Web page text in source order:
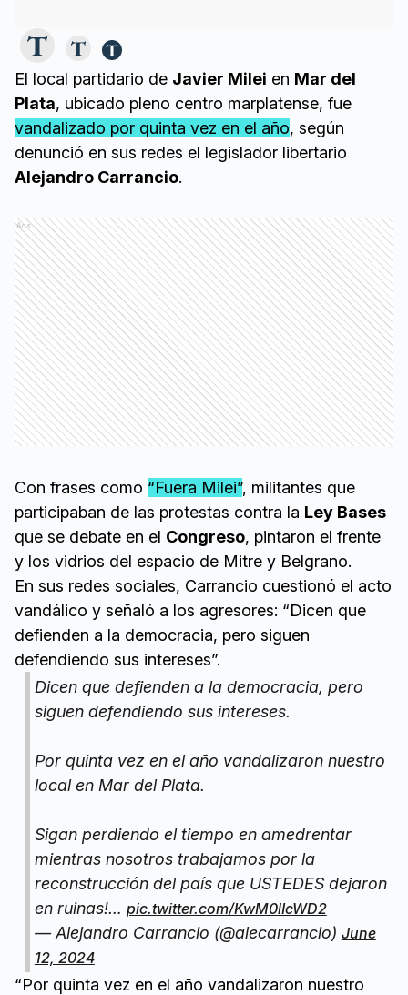
El local partidario de Javier Milei en Mar del
Plata, ubicado pleno centro marplatense, fue
vandalizado por quinta vez en el año, según
denunció en sus redes el legislador libertario
Alejandro Carrancio.
Ads
Con frases como “Fuera Milei”, militantes que
participaban de las protestas contra la Ley Bases
que se debate en el Congreso, pintaron el frente
y los vidrios del espacio de Mitre y Belgrano.
En sus redes sociales, Carrancio cuestionó el acto
vandálico y señaló a los agresores: “Dicen que
defienden a la democracia, pero siguen
defendiendo sus intereses”.
Dicen que defienden a la democracia, pero
siguen defendiendo sus intereses.
Por quinta vez en el año vandalizaron nuestro
local en Mar del Plata.
Sigan perdiendo el tiempo en amedrentar
mientras nosotros trabajamos por la
reconstrucción del país que USTEDES dejaron
en ruinas!… pic.twitter.com/KwM0lIcWD2
— Alejandro Carrancio (@alecarrancio) June
12, 2024
“Por quinta vez en el año vandalizaron nuestro